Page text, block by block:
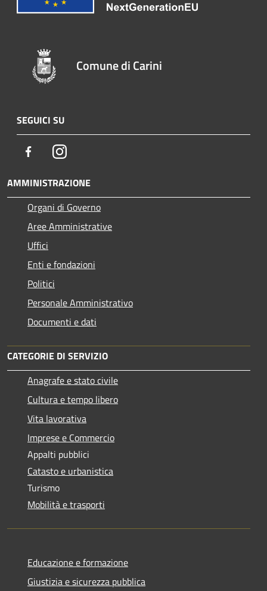
Comune di Carini
SEGUICI SU
FacebookInstagram
AMMINISTRAZIONE
Organi di Governo
Aree Amministrative
Uffici
Enti e fondazioni
Politici
Personale Amministrativo
Documenti e dati
CATEGORIE DI SERVIZIO
Anagrafe e stato civile
Cultura e tempo libero
Vita lavorativa
Imprese e Commercio
Appalti pubblici
Catasto e urbanistica
Turismo
Mobilità e trasporti
Educazione e formazione
Giustizia e sicurezza pubblica